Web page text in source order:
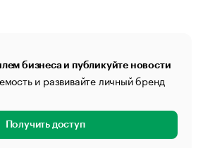
бизнеса и публикуйте новости
и развивайте личный бренд
Получить доступ